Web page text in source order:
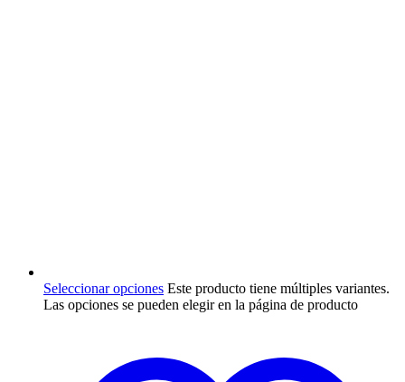
Seleccionar opciones Este producto tiene múltiples variantes.
Las opciones se pueden elegir en la página de producto